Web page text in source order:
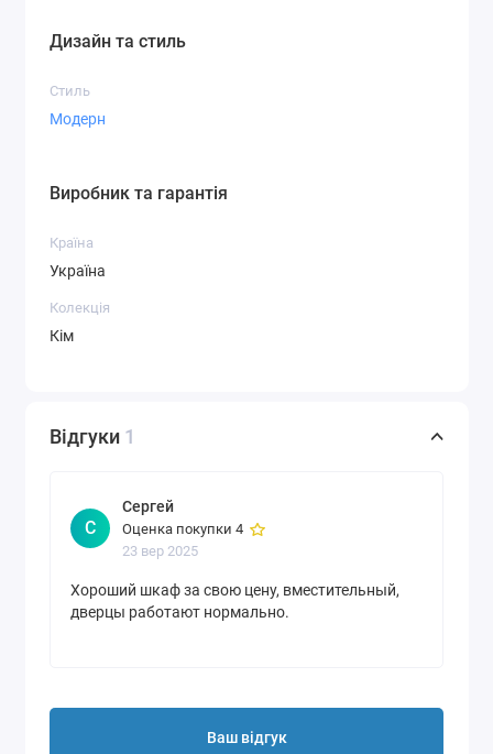
Дизайн та стиль
Стиль
Модерн
Виробник та гарантія
Країна
Україна
Колекція
Кім
Відгуки 1
С
Сергей
Оценка покупки 4
23 вер 2025
Хороший шкаф за свою цену, вместительный,
дверцы работают нормально.
Ваш відгук